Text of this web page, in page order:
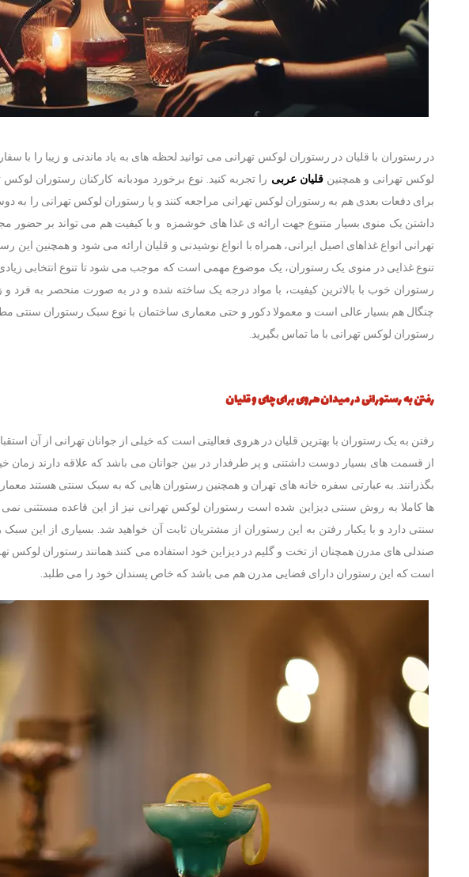
در رستوران با قلیان در رستوران لوکس تهرانی می ‌توانید لحظه های به یاد ماندنی و زیبا را
لوکس تهرانی و همچنینقلیان عربی را تجربه کنید. نوع برخورد مودبانه کارکنان رستوران
برای دفعات بعدی هم به رستوران لوکس تهرانی مراجعه کنند و یا رستوران لوکس تهرانی را به
داشتن یک منوی بسیار متنوع جهت ارائه ی غذا های خوشمزه و با کیفیت هم می تواند بر حضور
تهرانی انواع غذاهای اصیل ایرانی، همراه با انواع نوشیدنی و قلیان ارائه می شود و همچنین
تنوع غذایی در منوی یک رستوران، یک موضوع مهمی است که موجب می شود تا تنوع انتخابی
رستوران خوب با بالاترین کیفیت، با مواد درجه یک ساخته شده و در به صورت منحصر به
چنگال هم بسیار عالی است و معمولا دکور و حتی معماری ساختمان با نوع سبک رستوران سنتی
رستوران لوکس تهرانی با ما تماس بگیرید.
رفتن به رستورانی در میدان هروی برای چای و قلیان
رفتن به یک رستوران با بهترین قلیان در هروی فعالیتی است که خیلی از جوانان تهرانی از آن
از قسمت های بسیار دوست داشتنی و پر طرفدار در بین جوانان می باشد که علاقه دارند زمان
بگذرانند. به عبارتی سفره خانه های تهران و همچنین رستوران هایی که به سبک سنتی هستند
ها کاملا به روش سنتی دیزاین شده است رستوران لوکس تهرانی نیز از این قاعده مستثنی
سنتی دارد و با یکبار رفتن به این رستوران از مشتریان ثابت آن خواهید شد. بسیاری از این
صندلی های مدرن همچنان از تخت و گلیم در دیزاین خود استفاده می کنند همانند رستوران لوکس
است که این رستوران دارای فضایی مدرن هم می باشد که خاص پسندان خود را می طلبد.